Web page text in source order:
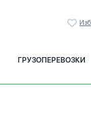
ГРУЗОПЕРЕВОЗКИ